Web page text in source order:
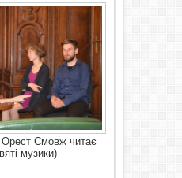
Орест Смовж читає
музики)